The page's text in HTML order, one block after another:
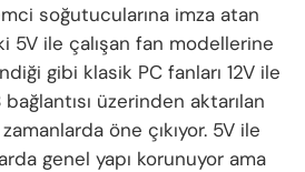
soğutucularına imza atan
5V ile çalışan fan modellerine
gibi klasik PC fanları 12V ile
bağlantısı üzerinden aktarılan
öne çıkıyor. 5V ile
genel yapı korunuyor ama